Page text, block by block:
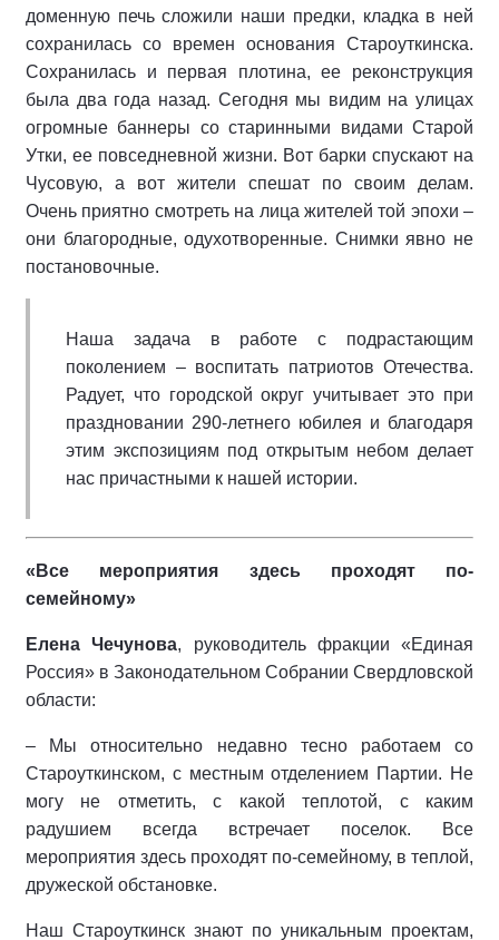
доменную печь сложили наши предки, кладка в ней
сохранилась со времен основания Староуткинска.
Сохранилась и первая плотина, ее реконструкция
была два года назад. Сегодня мы видим на улицах
огромные баннеры со старинными видами Старой
Утки, ее повседневной жизни. Вот барки спускают на
Чусовую, а вот жители спешат по своим делам.
Очень приятно смотреть на лица жителей той эпохи –
они благородные, одухотворенные. Снимки явно не
постановочные.
Наша задача в работе с подрастающим
поколением – воспитать патриотов Отечества.
Радует, что городской округ учитывает это при
праздновании 290-летнего юбилея и благодаря
этим экспозициям под открытым небом делает
нас причастными к нашей истории.
«Все мероприятия здесь проходят по-
семейному»
Елена Чечунова, руководитель фракции «Единая
Россия» в Законодательном Собрании Свердловской
области:
– Мы относительно недавно тесно работаем со
Староуткинском, с местным отделением Партии. Не
могу не отметить, с какой теплотой, с каким
радушием всегда встречает поселок. Все
мероприятия здесь проходят по-семейному, в теплой,
дружеской обстановке.
Наш Староуткинск знают по уникальным проектам,